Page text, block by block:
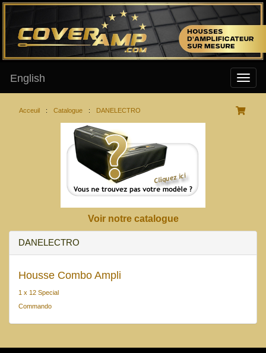
English
Acceuil : Catalogue : DANELECTRO
Voir notre catalogue
DANELECTRO
Housse Combo Ampli
1 x 12 Special
Commando